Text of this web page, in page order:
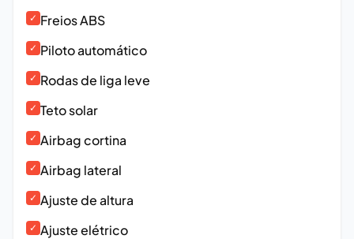
✓ Freios ABS
✓ Piloto automático
✓ Rodas de liga leve
✓ Teto solar
✓ Airbag cortina
✓ Airbag lateral
✓ Ajuste de altura
✓ Ajuste elétrico